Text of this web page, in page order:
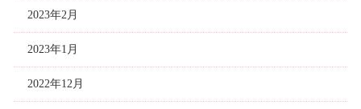
2023年2月
2023年1月
2022年12月